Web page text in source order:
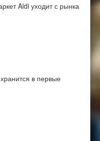
Aldi уходит с рынка
в первые